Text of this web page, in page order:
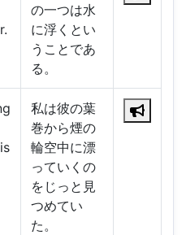
の一つは水
に浮くとい
うことであ
る。
私は彼の葉
巻から煙の
輪空中に漂
っていくの
をじっと見
つめてい
た。